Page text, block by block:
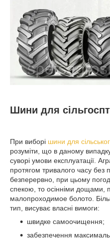
Шини для
При виборі шини для
розуміти, що в даному
суворі умови експлуатації.
протягом тривалого часу без
безперервно, при цьому
спекою, то осінніми дощами,
малопроходимое болото.
тип, висуває власні вимоги:
швидке самоочищення;
забезпечення